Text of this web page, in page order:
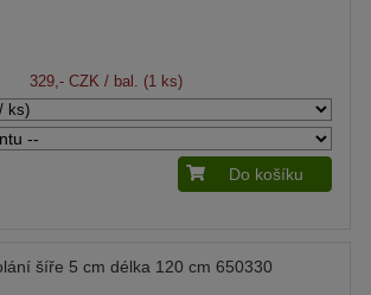
329,- CZK / bal. (1 ks)
Do košíku
šíře 5 cm délka 120 cm 650330